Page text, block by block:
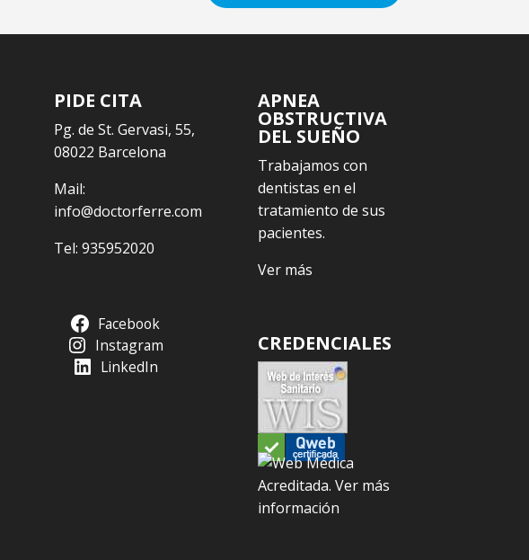
PIDE CITA
Pg. de St. Gervasi, 55,
08022 Barcelona
Mail:
info@doctorferre.com
Tel: 935952020
Facebook
Instagram
LinkedIn
APNEA
OBSTRUCTIVA
DEL SUEÑO
Trabajamos con
dentistas en el
tratamiento de sus
pacientes.
Ver más
CREDENCIALES